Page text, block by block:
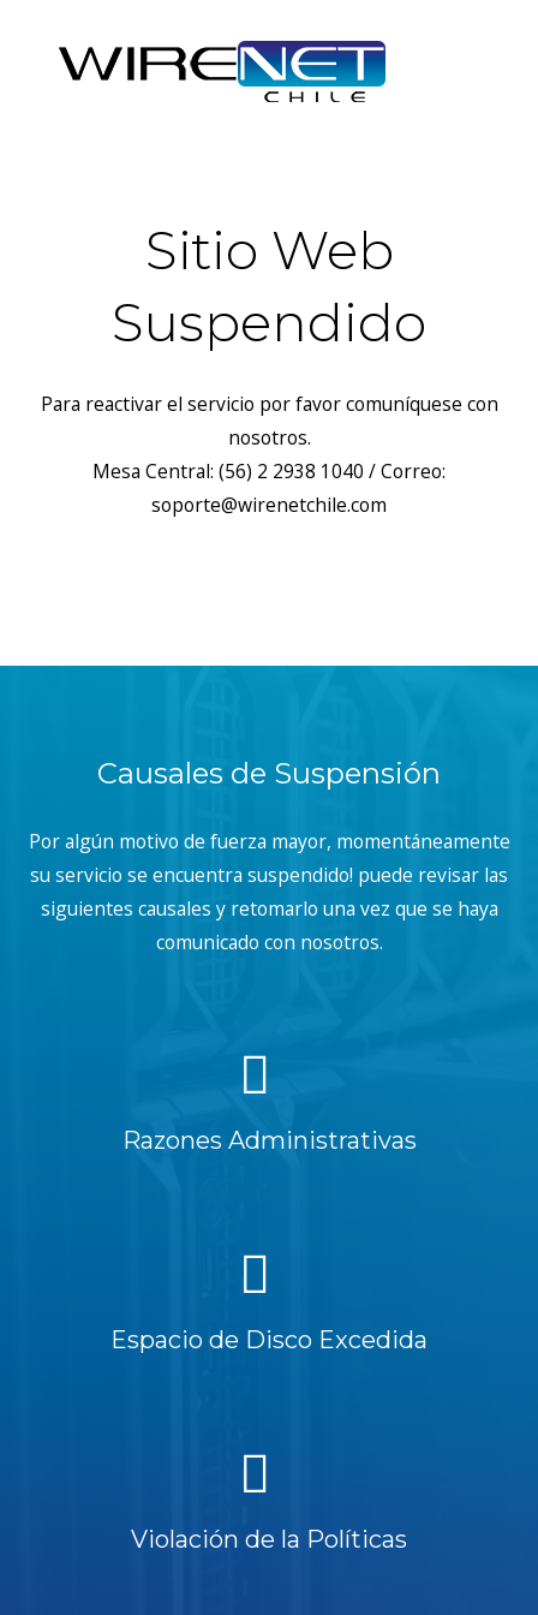
Sitio Web
Suspendido
Para reactivar el servicio por favor comuníquese con
nosotros.
Mesa Central: (56) 2 2938 1040 / Correo:
soporte@wirenetchile.com
Causales de Suspensión
Por algún motivo de fuerza mayor, momentáneamente
su servicio se encuentra suspendido! puede revisar las
siguientes causales y retomarlo una vez que se haya
comunicado con nosotros.
Razones Administrativas
Espacio de Disco Excedida
Violación de la Políticas